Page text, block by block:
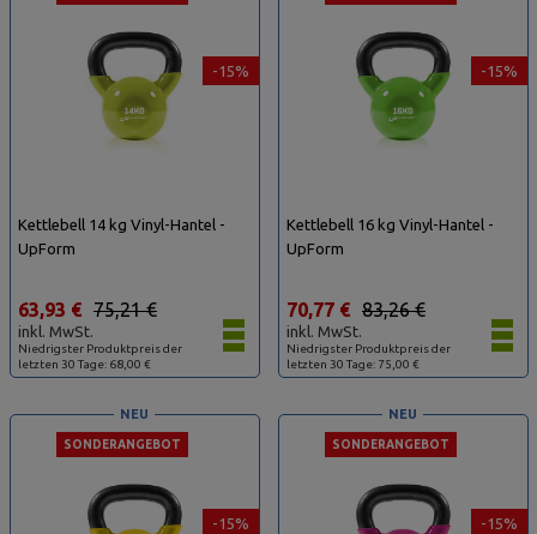
-15%
Kettlebell 14 kg Vinyl-Hantel -
UpForm
Niedrigster Produktpreis der
letzten 30 Tage: 68,00 €
75,21 €
63,93 €
inkl. MwSt.
-15%
Kettlebell 16 kg Vinyl-Hantel -
UpForm
Niedrigster Produktpreis der
letzten 30 Tage: 75,00 €
83,26 €
70,77 €
inkl. MwSt.
-15%
SONDERANGEBOT
NEU
-15%
SONDERANGEBOT
NEU